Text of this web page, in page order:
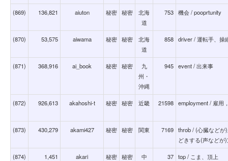
(869) 136,821 aiuton 秘密 秘密
北海
道
753 機会 / pooprtunity
(870) 53,575 aiwama 秘密 秘密
北海
道
858 driver / 運転手、操
(871) 368,916 ai_book 秘密 秘密
九
州・
沖縄
945 event / 出来事
(872) 926,613 akahoshi-t 秘密 秘密 近畿 21598 employment / 雇用
(873) 430,279 akami427 秘密 秘密 関東 7169 throb / (心臓などが
どきする(声などが
(874) 1,451 akari 秘密 秘密
中
37 top / こま、頂上